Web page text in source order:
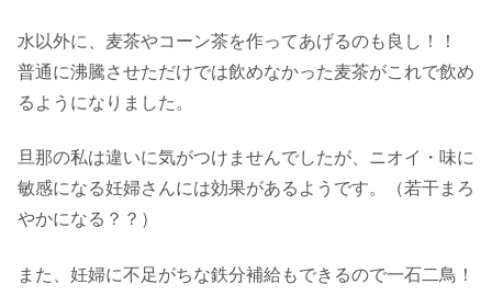
水以外に、麦茶やコーン茶を作ってあげるのも良し！！
普通に沸騰させただけでは飲めなかった麦茶がこれで飲め
るようになりました。
旦那の私は違いに気がつけませんでしたが、ニオイ・味に
敏感になる妊婦さんには効果があるようです。（若干まろ
やかになる？？）
また、妊婦に不足がちな鉄分補給もできるので一石二鳥！